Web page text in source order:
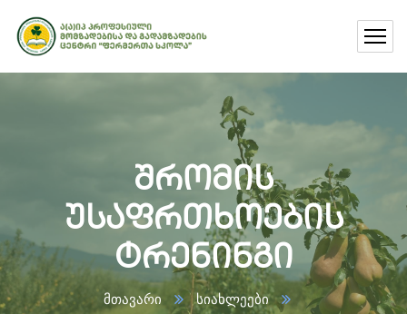
შრომის
უსაფრთხოების
ტრენინგი
მთავარი
სიახლეები